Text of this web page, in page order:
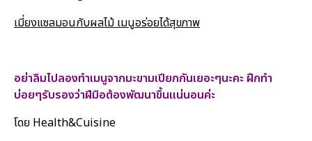
เมี่ยงแซลมอนกับผลไม้ เมนูอร่อยได้สุขภาพ
อย่าลืมไปลองทำเมนูจากมะขามเปียกกันเยอะๆนะคะ ฝึกทำ
บ่อยๆรับรองว่าฝีมือต้องพัฒนาขึ้นแน่นอนค่ะ
โดย Health&Cuisine